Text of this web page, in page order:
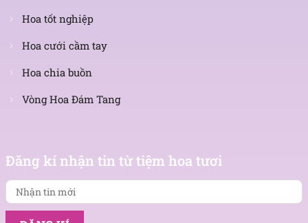
Hoa tốt nghiệp
Hoa cưới cầm tay
Hoa chia buồn
Vòng Hoa Đám Tang
Đăng kí nhận tin từ tiệm hoa tươi
tin
mới